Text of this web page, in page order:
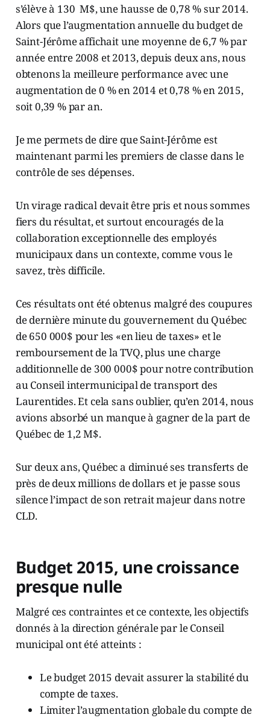
s’élève à 130 M$, une hausse de 0,78 % sur 2014.
Alors que l’augmentation annuelle du budget de
Saint-Jérôme affichait une moyenne de 6,7 % par
année entre 2008 et 2013, depuis deux ans, nous
obtenons la meilleure performance avec une
augmentation de 0 % en 2014 et 0,78 % en 2015,
soit 0,39 % par an.
Je me permets de dire que Saint-Jérôme est
maintenant parmi les premiers de classe dans le
contrôle de ses dépenses.
Un virage radical devait être pris et nous sommes
fiers du résultat, et surtout encouragés de la
collaboration exceptionnelle des employés
municipaux dans un contexte, comme vous le
savez, très difficile.
Ces résultats ont été obtenus malgré des coupures
de dernière minute du gouvernement du Québec
de 650 000$ pour les «en lieu de taxes» et le
remboursement de la TVQ, plus une charge
additionnelle de 300 000$ pour notre contribution
au Conseil intermunicipal de transport des
Laurentides. Et cela sans oublier, qu’en 2014, nous
avions absorbé un manque à gagner de la part de
Québec de 1,2 M$.
Sur deux ans, Québec a diminué ses transferts de
près de deux millions de dollars et je passe sous
silence l’impact de son retrait majeur dans notre
CLD.
Budget 2015, une croissance
presque nulle
Malgré ces contraintes et ce contexte, les objectifs
donnés à la direction générale par le Conseil
municipal ont été atteints :
Le budget 2015 devait assurer la stabilité du
compte de taxes.
Limiter l’augmentation globale du compte de